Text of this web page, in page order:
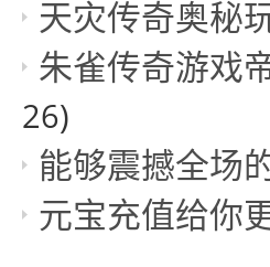
天灾传奇奥秘
朱雀传奇游戏
26)
能够震撼全场
元宝充值给你